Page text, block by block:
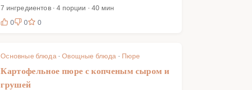
7 ингредиентов · 4 порции · 40 мин
0
0 0
Основные блюда·Овощные блюда · Пюре
Картофельное пюре с копченым сыром и
грушей